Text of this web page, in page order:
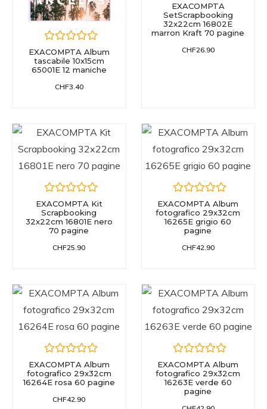
EXACOMPTA Album
tascabile 10x15cm
65001E 12 maniche
CHF3.40
EXACOMPTA
SetScrapbooking
32x22cm 16802E
marron Kraft 70 pagine
CHF26.90
EXACOMPTA Kit
Scrapbooking
32x22cm 16801E nero
70 pagine
CHF25.90
EXACOMPTA Album
fotografico 29x32cm
16265E grigio 60
pagine
CHF42.90
EXACOMPTA Album
fotografico 29x32cm
16264E rosa 60 pagine
CHF42.90
EXACOMPTA Album
fotografico 29x32cm
16263E verde 60
pagine